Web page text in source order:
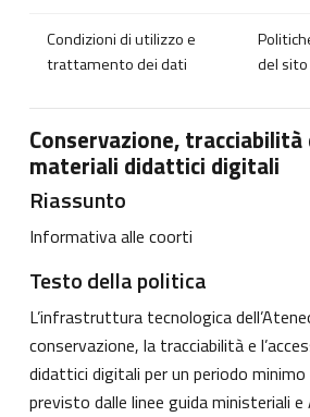
Condizioni di utilizzo e
trattamento dei dati
del sito
Conservazione, tracciabilità
materiali didattici digitali
Riassunto
Informativa alle coorti
Testo della politica
L’infrastruttura tecnologica
conservazione, la tracciabilità e
didattici digitali per un periodo
previsto dalle linee guida ministeriali e